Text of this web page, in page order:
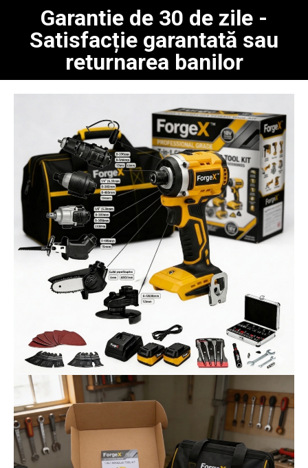
Garantie de 30 de zile -
Satisfacție garantată sau
returnarea banilor